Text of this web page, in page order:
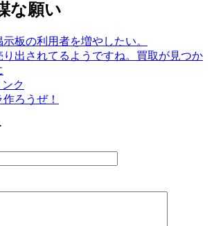
な願い
板の利用者を増やしたい。
り出されてるようですね。買取が見つか
ク
ろうぜ！